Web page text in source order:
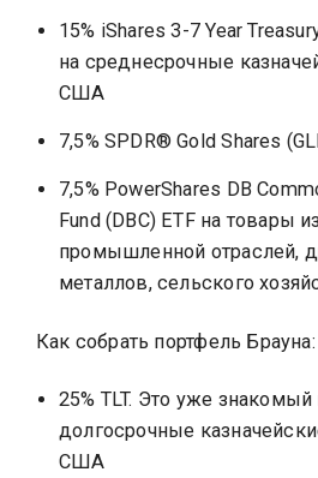
15% iShares 3-7 Year
на среднесрочные
США
7,5% SPDR® Gold Shares
7,5% PowerShares DB
Fund (DBC) ETF на товары
промышленной отраслей,
металлов, сельского
Как собрать портфель Брауна:
25% TLT. Это уже знакомый
долгосрочные
США